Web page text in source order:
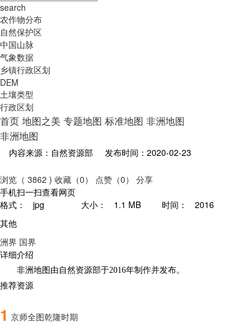
search
农作物分布
自然保护区
中国山脉
气象数据
乡镇行政区划
DEM
土壤类型
行政区划
首页 地图之美 专题地图 标准地图 非洲地图
非洲地图
内容来源：自然资源部 发布时间：2020-02-23
浏览（ 3862 ) 收藏（0） 点赞（0）
分享
手机扫一扫查看网页
格式：
jpg 大小： 1.1 MB 时间： 2016
其他
洲界 国界
详细介绍
非洲地图由自然资源部于2016年制作并发布。
推荐资源
1 京师全图乾隆时期